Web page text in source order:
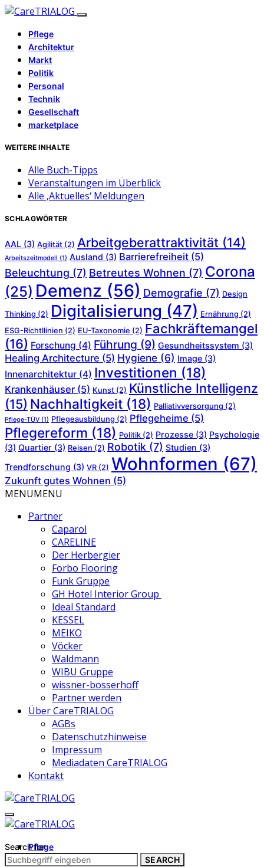
Pflege
Architektur
Markt
Politik
Personal
Technik
Gesellschaft
marketplace
WEITERE INHALTE
Alle Buch-Tipps
Veranstaltungen im Überblick
Alle ‚Aktuelles‘ Meldungen
SCHLAGWÖRTER
AAL (3) Agilität (2) Arbeitgeberattraktivität (14)
Arbeitszeitmodell (1) Ausland (3) Barrierefreiheit (5)
Beleuchtung (7) Betreutes Wohnen (7) Corona
(25) Demenz (56) Demografie (7) Design
Thinking (2) Digitalisierung (47) Ernährung (2)
ESG-Richtllinien (2) EU-Taxonomie (2) Fachkräftemangel
(16) Forschung (4) Führung (9) Gesundheitssystem (3)
Healing Architecture (5) Hygiene (6) Image (3)
Innenarchitektur (4) Investitionen (18)
Krankenhäuser (5) Kunst (2) Künstliche Intelligenz
(15) Nachhaltigkeit (18) Palliativversorgung (2)
Pflege-TÜV (1) Pflegeausbildung (2) Pflegeheime (5)
Pflegereform (18) Politik (2) Prozesse (3) Psychologie
(3) Quartier (3) Reisen (2) Robotik (7) Studien (3)
Trendforschung (3) VR (2) Wohnformen (67)
Zukunft gutes Wohnen (5)
MENUMENU
Partner
Caparol
CARELINE
Der Herbergier
Forbo Flooring
Funk Gruppe
GH Hotel Interior Group
Ideal Standard
KESSEL
MEIKO
Vöcker
Waldmann
WIBU Gruppe
wissner-bosserhoff
Partner werden
Über CareTRIALOG
AGBs
Datenschutzhinweise
Impressum
Mediadaten CareTRIALOG
Kontakt
Pflege
Architektur
Search for:
SEARCH